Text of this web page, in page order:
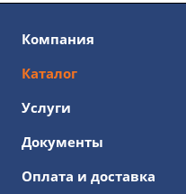
Компания
Каталог
Услуги
Документы
Оплата и доставка